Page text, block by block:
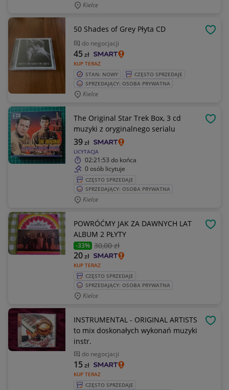
Kielce
50 Shades of Grey Płyta CD
do negocjacji
KUP TERAZ
45zł
STAN: NOWY
CZĘSTO SPRZEDAJE
SPRZEDAJĄCY: OSOBA PRYWATNA
Kielce
The Original Star Trek Box, 3 cd
muzyki z oryginalnego serialu
LICYTACJA
39zł
02:21:53 do końca
0 osób licytuje
CZĘSTO SPRZEDAJE
SPRZEDAJĄCY: OSOBA PRYWATNA
Kielce
POWRÓĆMY JAK ZA DAWNYCH LAT
ALBUM 2 PŁYTY
-33% 30,00 zł
KUP TERAZ
20zł
CZĘSTO SPRZEDAJE
SPRZEDAJĄCY: OSOBA PRYWATNA
Kielce
INSTRUMENTAL - ORIGINAL ARTISTS
to mix doskonałych wykonań muzyki
instr.
do negocjacji
KUP TERAZ
15zł
CZĘSTO SPRZEDAJE